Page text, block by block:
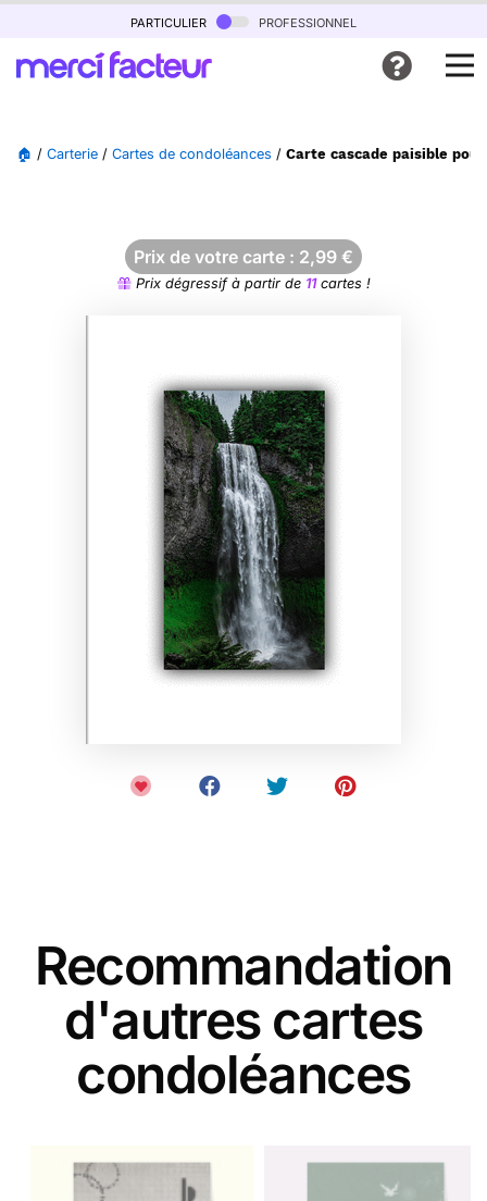
particulier professionnel
🏠 / Carterie / Cartes de condoléances / Carte cascade paisible
Prix de votre carte : 2,99 €
Prix dégressif à partir de 11cartes !
Recommandation
d'autres cartes
condoléances